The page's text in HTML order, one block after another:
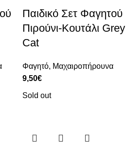
Παιδικό Σετ Φαγητού
Πιρούνι-Κουτάλι Grey
Cat
Φαγητό, Μαχαιροπήρουνα
9,50€
Sold out